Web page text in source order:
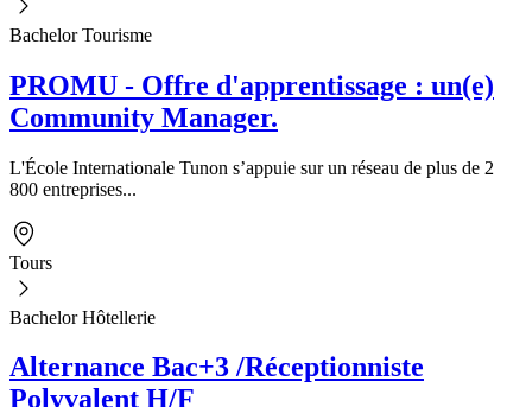
Bachelor Tourisme
PROMU - Offre d'apprentissage : un(e)
Community Manager.
L'École Internationale Tunon s’appuie sur un réseau de plus de 2
800 entreprises...
Tours
Bachelor Hôtellerie
Alternance Bac+3 /Réceptionniste
Polyvalent H/F